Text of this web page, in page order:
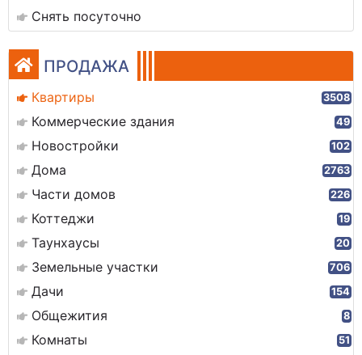
Снять посуточно
ПРОДАЖА
Квартиры 3508
Коммерческие здания 49
Новостройки 102
Дома 2763
Части домов 226
Коттеджи 19
Таунхаусы 20
Земельные участки 706
Дачи 154
Общежития 8
Комнаты 51